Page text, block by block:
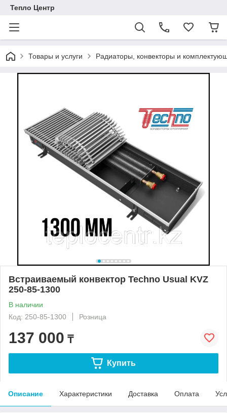
Тепло Центр
Товары и услуги Радиаторы, конвекторы и
Встраиваемый конвектор Techno Usual KVZ
250-85-1300
В наличии
Код: 250-85-1300
Розница
137 000 ₸
Купить
Описание Характеристики Доставка Оплата